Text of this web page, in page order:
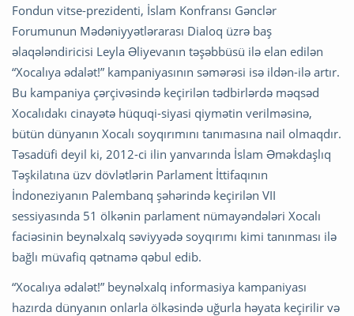
Fondun vitse-prezidenti, İslam Konfransı Gənclər
Forumunun Mədəniyyətlərarası Dialoq üzrə baş
əlaqələndiricisi Leyla Əliyevanın təşəbbüsü ilə elan edilən
“Xocalıya ədalət!” kampaniyasının səmərəsi isə ildən-ilə artır.
Bu kampaniya çərçivəsində keçirilən tədbirlərdə məqsəd
Xocalıdakı cinayətə hüquqi-siyasi qiymətin verilməsinə,
bütün dünyanın Xocalı soyqırımını tanımasına nail olmaqdır.
Təsadüfi deyil ki, 2012-ci ilin yanvarında İslam Əməkdaşlıq
Təşkilatına üzv dövlətlərin Parlament İttifaqının
İndoneziyanın Palembanq şəhərində keçirilən VII
sessiyasında 51 ölkənin parlament nümayəndələri Xocalı
faciəsinin beynəlxalq səviyyədə soyqırımı kimi tanınması ilə
bağlı müvafiq qətnamə qəbul edib.
“Xocalıya ədalət!” beynəlxalq informasiya kampaniyası
hazırda dünyanın onlarla ölkəsində uğurla həyata keçirilir və